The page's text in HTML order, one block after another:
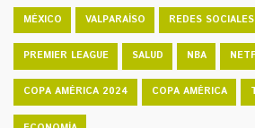
MÉXICO VALPARAÍSO REDES SOCIALES
PREMIER LEAGUE SALUD NBA
COPA AMÉRICA 2024 COPA AMÉRICA